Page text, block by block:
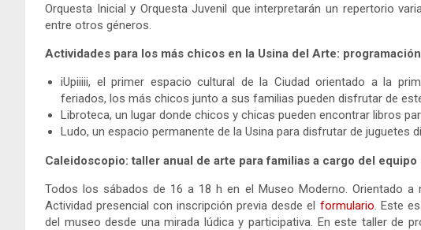
Orquesta Inicial y Orquesta Juvenil que interpretarán un repertorio
entre otros géneros.
Actividades para los más chicos en la Usina del Arte:
iUpiiiii, el primer espacio cultural de la Ciudad orientado a la
feriados, los más chicos junto a sus familias pueden disfrutar de
Libroteca, un lugar donde chicos y chicas pueden encontrar libros
Ludo, un espacio permanente de la Usina para disfrutar de juguetes
Caleidoscopio: taller anual de arte para familias a cargo del
Todos los sábados de 16 a 18 h en el Museo Moderno. Orientado
Actividad presencial con inscripción previa desde el formulario. Este
del museo desde una mirada lúdica y participativa. En este taller de